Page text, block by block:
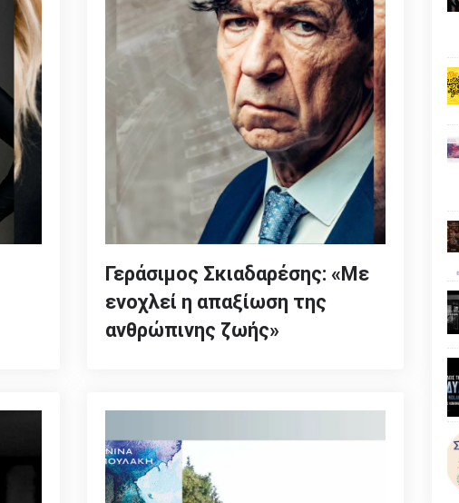
Γεράσιμος Σκιαδαρέσης: «Με
ενοχλεί η απαξίωση της
ανθρώπινης ζωής»